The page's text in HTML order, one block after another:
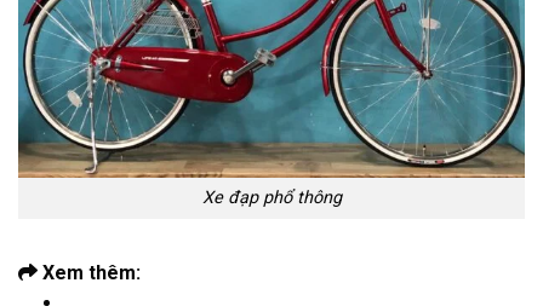
Xe đạp phổ thông
Xem thêm: